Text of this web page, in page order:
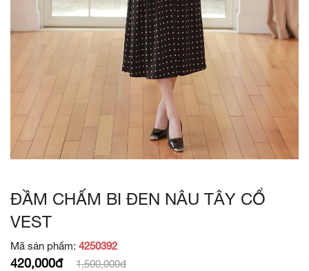
ĐẦM CHẤM BI ĐEN NÂU TÂY CỔ
VEST
Mã sản phẩm: 4250392
420,000đ 1,500,000đ